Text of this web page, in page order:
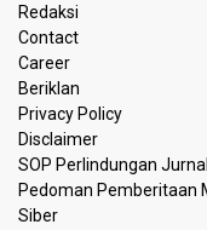
Bank Indonesia
Penjelasan
Tunggu 8 Jam
Terkait Temuan 995
Ada Ekskul
Redaksi
Contact
Career
Beriklan
Privacy Policy
Disclaimer
SOP Perlindungan
Pedoman Pemberitaan
Siber